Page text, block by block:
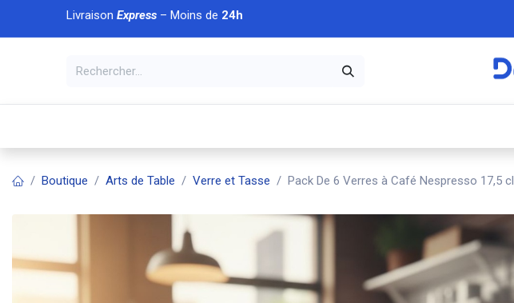
Se rendre au contenu
Livraison Express– Moins de 24h
À DÉCOUVRIR
Boutique Arts de Table Verre et Tasse Pack De 6 Verres à Café Nespresso 17,5 cl